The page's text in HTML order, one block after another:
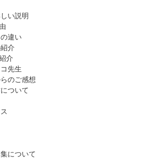
い説明
違い
介
介
先生
のご感想
ついて
について